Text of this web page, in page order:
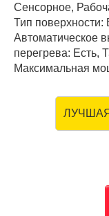
Сенсорное,
Тип
Автоматическое
перегрева: Есть,
Максимальная